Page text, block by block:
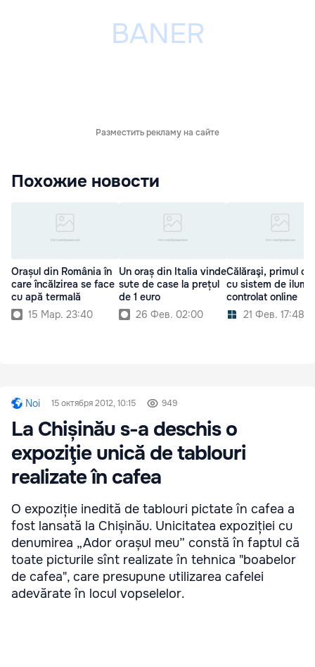
Разместить рекламу на сайте
Похожие новости
Orașul din România în
care încălzirea se face
cu apă termală
15 Мар. 23:40
Un oraș din Italia vinde
sute de case la prețul
de 1 euro
26 Фев. 02:00
Călăraşi, primul
cu sistem de
controlat online
21 Фев. 17:48
Noi 15 октября 2012, 10:15 949
La Chișinău s-a deschis o
expoziţie unică de tablouri
realizate în cafea
O expoziție inedită de tablouri pictate în cafea a
fost lansată la Chișinău. Unicitatea expoziției cu
denumirea „Ador orașul meu” constă în faptul că
toate picturile sînt realizate în tehnica "boabelor
de cafea", care presupune utilizarea cafelei
adevărate în locul vopselelor.